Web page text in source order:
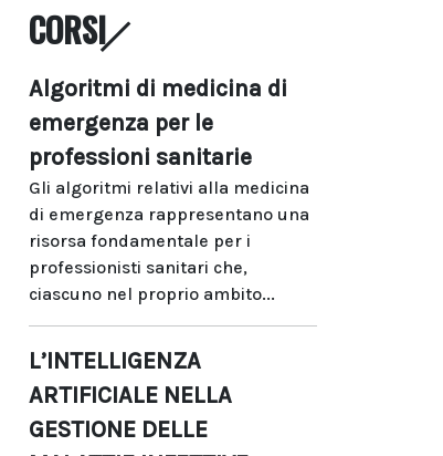
CORSI
Algoritmi di medicina di
emergenza per le
professioni sanitarie
Gli algoritmi relativi alla medicina
di emergenza rappresentano una
risorsa fondamentale per i
professionisti sanitari che,
ciascuno nel proprio ambito...
L’INTELLIGENZA
ARTIFICIALE NELLA
GESTIONE DELLE